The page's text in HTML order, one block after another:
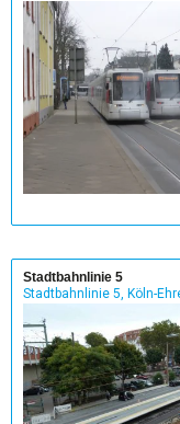
Stadtbahnlinie 5
Stadtbahnlinie 5, Köln-